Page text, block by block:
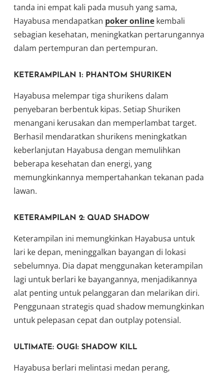
tanda ini empat kali pada musuh yang sama,
Hayabusa mendapatkan poker online kembali
sebagian kesehatan, meningkatkan pertarungannya
dalam pertempuran dan pertempuran.
KETERAMPILAN 1: PHANTOM SHURIKEN
Hayabusa melempar tiga shurikens dalam
penyebaran berbentuk kipas. Setiap Shuriken
menangani kerusakan dan memperlambat target.
Berhasil mendaratkan shurikens meningkatkan
keberlanjutan Hayabusa dengan memulihkan
beberapa kesehatan dan energi, yang
memungkinkannya mempertahankan tekanan pada
lawan.
KETERAMPILAN 2: QUAD SHADOW
Keterampilan ini memungkinkan Hayabusa untuk
lari ke depan, meninggalkan bayangan di lokasi
sebelumnya. Dia dapat menggunakan keterampilan
lagi untuk berlari ke bayangannya, menjadikannya
alat penting untuk pelanggaran dan melarikan diri.
Penggunaan strategis quad shadow memungkinkan
untuk pelepasan cepat dan outplay potensial.
ULTIMATE: OUGI: SHADOW KILL
Hayabusa berlari melintasi medan perang,